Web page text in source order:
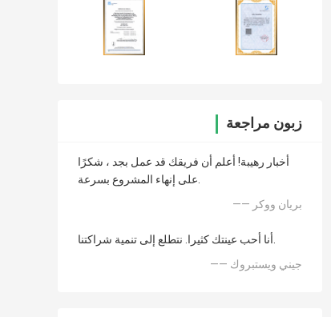
زبون مراجعة
أخبار رهيبة! أعلم أن فريقك قد عمل بجد ، شكرًا
على إنهاء المشروع بسرعة.
—— بريان ووكر
أنا أحب عينتك كثيرا. نتطلع إلى تنمية شراكتنا.
—— جيني ويستبروك